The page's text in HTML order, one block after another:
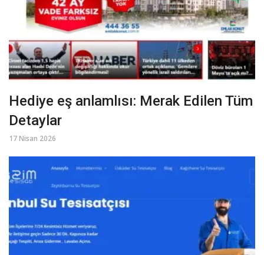
Hediye eş anlamlısı: Merak Edilen Tüm
Detaylar
17 Nisan 2026